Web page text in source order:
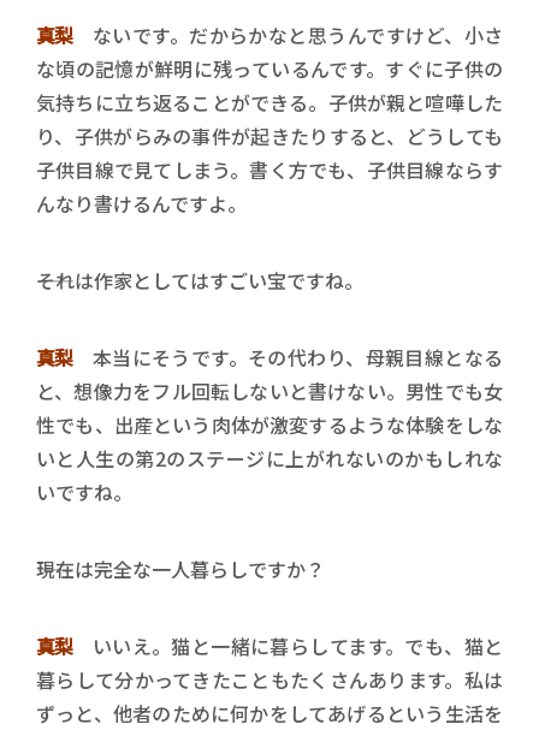
真梨ないです。だからかなと思うんですけど、小さ
な頃の記憶が鮮明に残っているんです。すぐに子供の
気持ちに立ち返ることができる。子供が親と喧嘩した
り、子供がらみの事件が起きたりすると、どうしても
子供目線で見てしまう。書く方でも、子供目線ならす
んなり書けるんですよ。
――それは作家としてはすごい宝ですね。
真梨本当にそうです。その代わり、母親目線となる
と、想像力をフル回転しないと書けない。男性でも女
性でも、出産という肉体が激変するような体験をしな
いと人生の第2のステージに上がれないのかもしれな
いですね。
――現在は完全な一人暮らしですか？
真梨いいえ。猫と一緒に暮らしてます。でも、猫と
暮らして分かってきたこともたくさんあります。私は
ずっと、他者のために何かをしてあげるという生活を